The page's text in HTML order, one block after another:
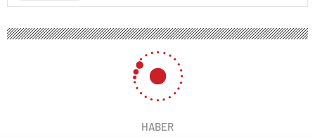
HABER